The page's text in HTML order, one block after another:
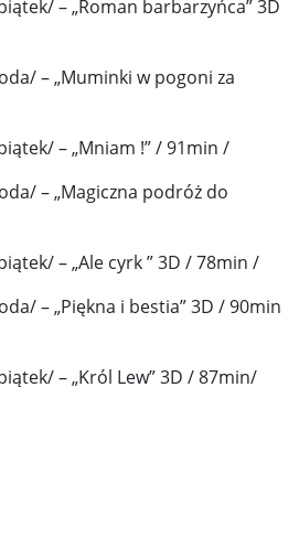
– „Roman barbarzyńca” 3D
– „Muminki w pogoni za
– „Mniam !” / 91min /
– „Magiczna podróż do
– „Ale cyrk ” 3D / 78min /
– „Piękna i bestia” 3D / 90min
– „Król Lew” 3D / 87min/